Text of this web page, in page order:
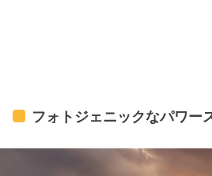
フォトジェニックなパワー